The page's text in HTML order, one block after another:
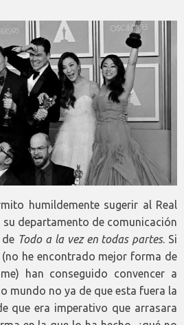
humildemente sugerir al Real
departamento de comunicación
Todo a la vez en todas partes. Si
he encontrado mejor forma de
han conseguido convencer a
mundo no ya de que esta fuera la
que era imperativo que arrasara